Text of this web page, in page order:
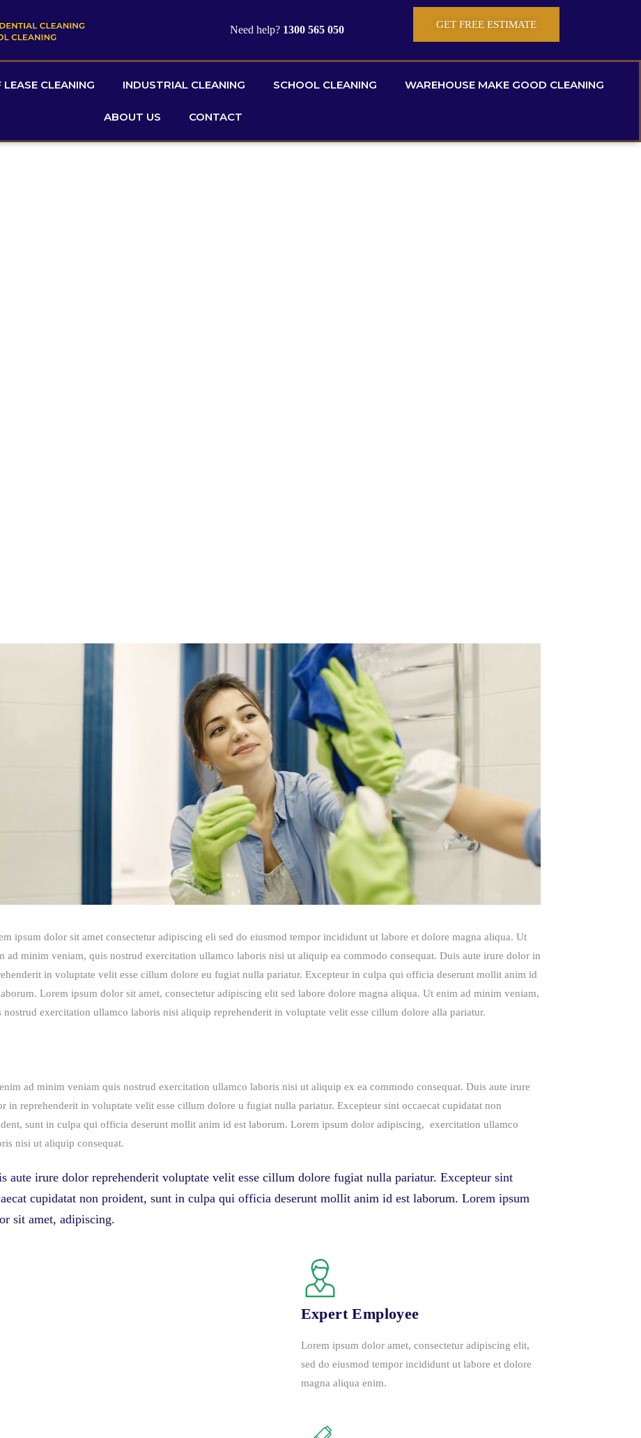
Need help? 1300 565 050 GET FREE ESTIMATE
LEASE CLEANING INDUSTRIAL CLEANING SCHOOL CLEANING WAREHOUSE MAKE GOOD CLEANING
ABOUT US CONTACT
ipsum dolor sit amet consectetur adipiscing eli sed do eiusmod tempor incididunt ut labore et dolore magna aliqua. Ut
ad minim veniam, quis nostrud exercitation ullamco laboris nisi ut aliquip ea commodo consequat. Duis aute irure dolor in
in voluptate velit esse cillum dolore eu fugiat nulla pariatur. Excepteur in culpa qui officia deserunt mollit anim id
Lorem ipsum dolor sit amet, consectetur adipiscing elit sed labore dolore magna aliqua. Ut enim ad minim veniam,
nostrud exercitation ullamco laboris nisi aliquip reprehenderit in voluptate velit esse cillum dolore alla pariatur.
ad minim veniam quis nostrud exercitation ullamco laboris nisi ut aliquip ex ea commodo consequat. Duis aute irure
in reprehenderit in voluptate velit esse cillum dolore u fugiat nulla pariatur. Excepteur sint occaecat cupidatat non
sunt in culpa qui officia deserunt mollit anim id est laborum. Lorem ipsum dolor adipiscing, exercitation ullamco
nisi ut aliquip consequat.
aute irure dolor reprehenderit voluptate velit esse cillum dolore fugiat nulla pariatur. Excepteur sint
cupidatat non proident, sunt in culpa qui officia deserunt mollit anim id est laborum. Lorem ipsum
sit amet, adipiscing.
Expert Employee
Lorem ipsum dolor amet, consectetur adipiscing elit,
sed do eiusmod tempor incididunt ut labore et dolore
magna aliqua enim.